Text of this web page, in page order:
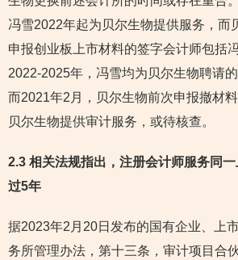
冯雪2022年起为贝尔生物提供服务，而
申报创业板上市材料的签字会计师包括
2022-2025年，冯雪均为贝尔生物聘请的
而2021年2月，贝尔生物前次申报撤材
贝尔生物提供审计服务，或待核查。
2.3 相关法规指出，注册会计师服务同
过5年
据2023年2月20日发布的国有企业、上
务所管理办法，第十三条，审计项目合